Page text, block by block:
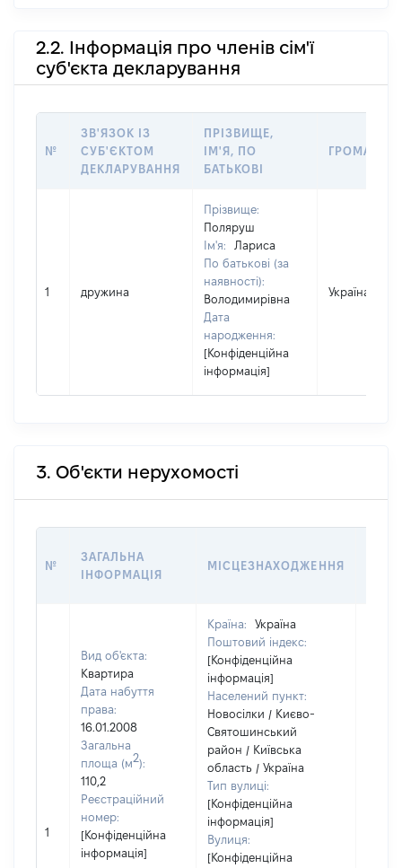
2.2. Інформація про членів сім'ї
суб'єкта декларування
№
ЗВ'ЯЗОК ІЗ
СУБ'ЄКТОМ
ДЕКЛАРУВАННЯ
ПРІЗВИЩЕ,
ІМ'Я, ПО
БАТЬКОВІ
1 дружина
Прізвище:
Поляруш
Ім'я:
Лариса
По батькові (за
наявності):
Володимирівна
Дата
народження:
[Конфіденційна
інформація]
Україна
3. Об'єкти нерухомості
№
ЗАГАЛЬНА
ІНФОРМАЦІЯ
МІСЦЕЗНАХОДЖЕННЯ
1
Вид об'єкта:
Квартира
Дата набуття
права:
16.01.2008
Загальна
площа (м2):
110,2
Реєстраційний
номер:
[Конфіденційна
інформація]
Країна:
Україна
Поштовий індекс:
[Конфіденційна
інформація]
Населений пункт:
Новосілки / Києво-
Святошинський
район / Київська
область / Україна
Тип вулиці:
[Конфіденційна
інформація]
Вулиця:
[Конфіденційна